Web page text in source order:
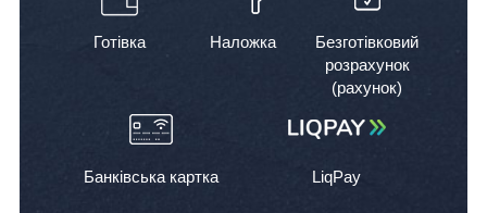
Готівка Наложка
Безготівковий
розрахунок
(рахунок)
Банківська картка LiqPay